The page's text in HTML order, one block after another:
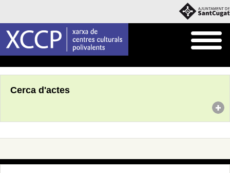
Cerca d'actes